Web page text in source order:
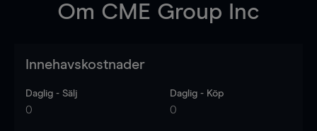
Om CME Group Inc
Innehavskostnader
Daglig - Sälj
0
Daglig - Köp
0